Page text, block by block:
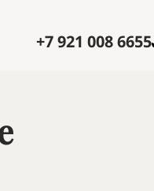
+7 921 008 6655